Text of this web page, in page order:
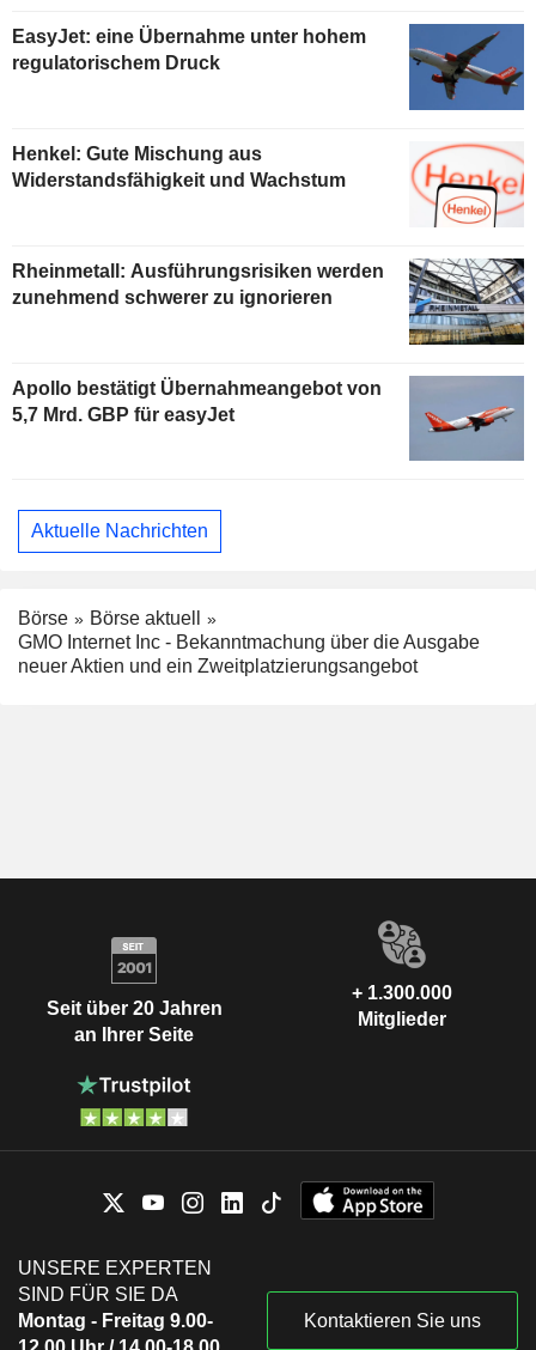
EasyJet: eine Übernahme unter hohem
regulatorischem Druck
Henkel: Gute Mischung aus
Widerstandsfähigkeit und Wachstum
Rheinmetall: Ausführungsrisiken werden
zunehmend schwerer zu ignorieren
Apollo bestätigt Übernahmeangebot von
5,7 Mrd. GBP für easyJet
Aktuelle Nachrichten
Börse
Börse aktuell
GMO Internet Inc - Bekanntmachung über die Ausgabe
neuer Aktien und ein Zweitplatzierungsangebot
Seit über 20 Jahren
an Ihrer Seite
+ 1.300.000
Mitglieder
UNSERE EXPERTEN
SIND FÜR SIE DA
Montag - Freitag 9.00-
Kontaktieren Sie uns